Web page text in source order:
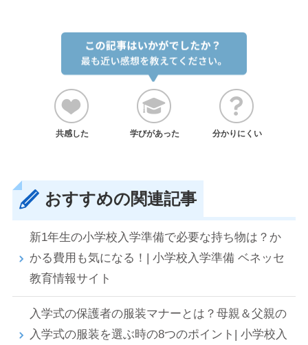
共感した 学びがあった 分かりにくい
おすすめの関連記事
新1年生の小学校入学準備で必要な持ち物は？か
かる費用も気になる！| 小学校入学準備 ベネッセ
教育情報サイト
入学式の保護者の服装マナーとは？母親＆父親の
入学式の服装を選ぶ時の8つのポイント| 小学校入